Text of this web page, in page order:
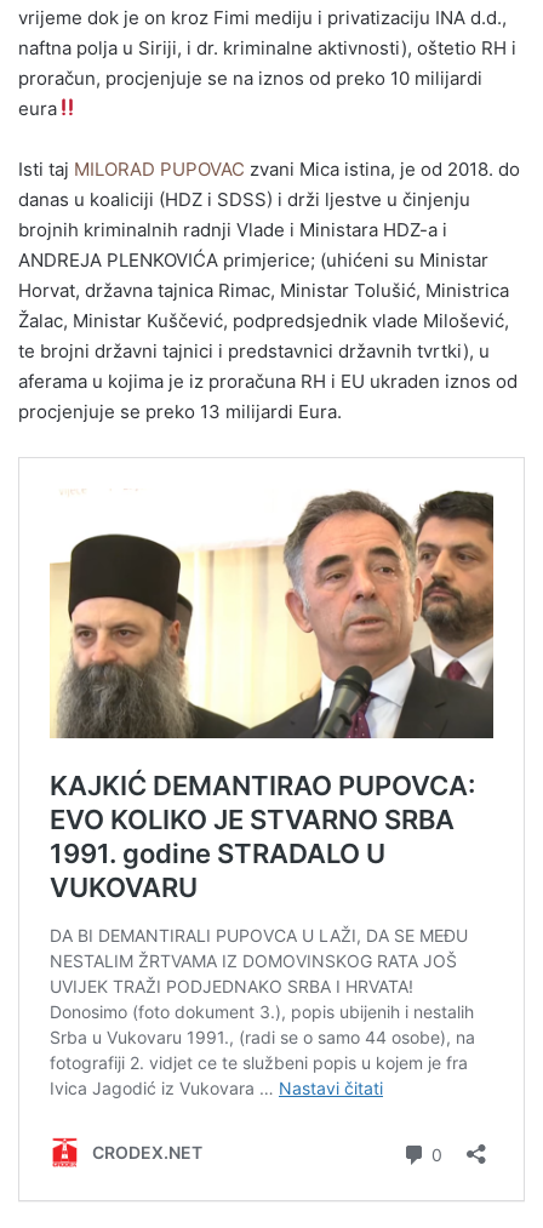
vrijeme dok je on kroz Fimi mediju i privatizaciju INA d.d.,
naftna polja u Siriji, i dr. kriminalne aktivnosti), oštetio RH i
proračun, procjenjuje se na iznos od preko 10 milijardi
eura
Isti taj MILORAD PUPOVAC zvani Mica istina, je od 2018. do
danas u koaliciji (HDZ i SDSS) i drži ljestve u činjenju
brojnih kriminalnih radnji Vlade i Ministara HDZ-a i
ANDREJA PLENKOVIĆA primjerice; (uhićeni su Ministar
Horvat, državna tajnica Rimac, Ministar Tolušić, Ministrica
Žalac, Ministar Kuščević, podpredsjednik vlade Milošević,
te brojni državni tajnici i predstavnici državnih tvrtki), u
aferama u kojima je iz proračuna RH i EU ukraden iznos od
procjenjuje se preko 13 milijardi Eura.